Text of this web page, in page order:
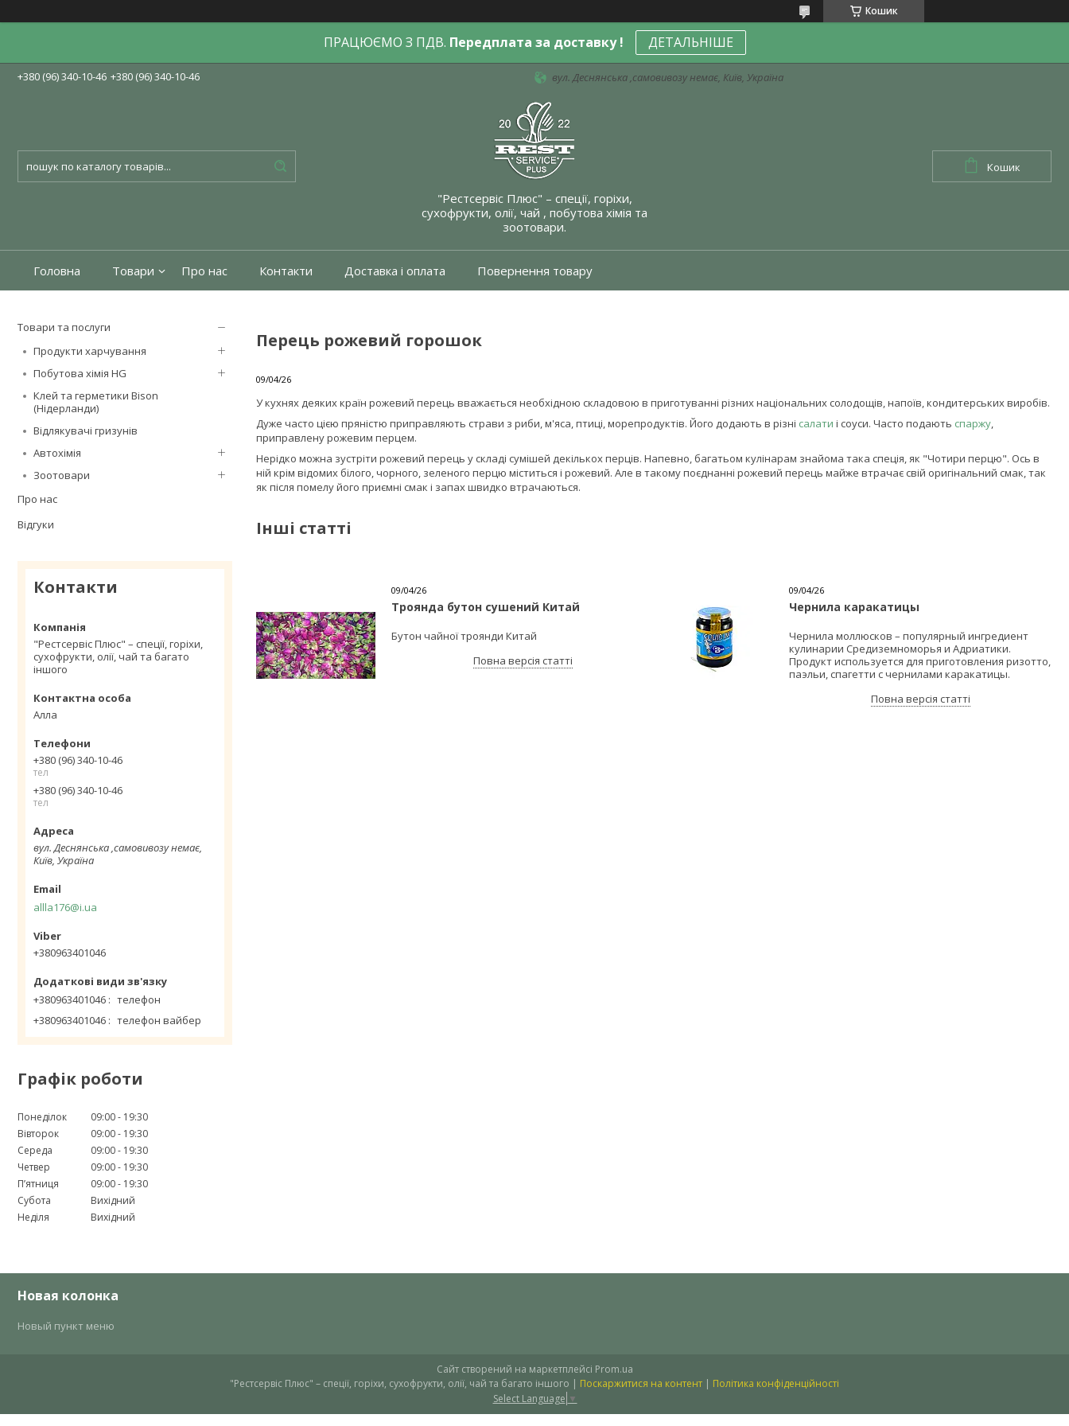
Кошик
ПРАЦЮЄМО З ПДВ. Передплата за доставку ! ДЕТАЛЬНІШЕ
+380 (96) 340-10-46 +380 (96) 340-10-46 вул. Деснянська ,самовивозу немає, Київ, Україна
"Рестсервіс Плюс" – спеції, горіхи,
сухофрукти, олії, чай , побутова хімія та
зоотовари.
Кошик
Головна Товари Про нас Контакти Доставка і оплата Повернення товару
Товари та послуги
Продукти харчування
Побутова хімія HG
Клей та герметики Bison
(Нідерланди)
Відлякувачі гризунів
Автохімія
Зоотовари
Про нас
Відгуки
Контакти
"Рестсервіс Плюс" – спеції, горіхи,
сухофрукти, олії, чай та багато
іншого
Алла
+380 (96) 340-10-46
тел
+380 (96) 340-10-46
тел
вул. Деснянська ,самовивозу немає,
Київ, Україна
allla176@i.ua
+380963401046
+380963401046
телефон
+380963401046
телефон вайбер
Графік роботи
Понеділок 09:00
19:30
Вівторок
09:00
19:30
Середа
09:00
19:30
Четвер
09:00
19:30
Пʼятниця
09:00
19:30
Субота
Вихідний
Неділя
Вихідний
Перець рожевий горошок
09/04/26
У кухнях деяких країн рожевий перець вважається необхідною складовою в приготуванні різних національних солодощів, напоїв, кондитерських виробів.
Дуже часто цією пряністю приправляють страви з риби, м'яса, птиці, морепродуктів. Його додають в різні салати і соуси. Часто подають спаржу
приправлену рожевим перцем.
Нерідко можна зустріти рожевий перець у складі сумішей декількох перців. Напевно, багатьом кулінарам знайома така спеція, як "Чотири перцю". Ось в
ній крім відомих білого, чорного, зеленого перцю міститься і рожевий. Але в такому поєднанні рожевий перець майже втрачає свій оригінальний смак, так
як після помелу його приємні смак і запах швидко втрачаються.
Інші статті
09/04/26
Троянда бутон сушений Китай
Бутон чайної троянди Китай
Повна версія статті
09/04/26
Чернила каракатицы
Чернила моллюсков – популярный ингредиент
кулинарии Средиземноморья и Адриатики.
Продукт используется для приготовления ризотто,
паэльи, спагетти с чернилами каракатицы.
Повна версія статті
Новая колонка
Новый пункт меню
Сайт створений на маркетплейсі Prom.ua
"Рестсервіс Плюс" – спеції, горіхи, сухофрукти, олії, чай та багато іншого | Поскаржитися на контент | Політика конфіденційності
Select Language ▼